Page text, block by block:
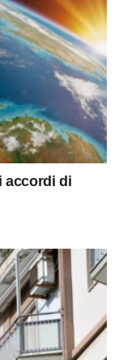
accordi di